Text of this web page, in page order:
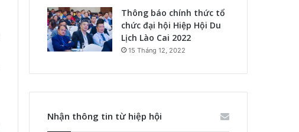
Thông báo chính thức tổ
chức đại hội Hiệp Hội Du
Lịch Lào Cai 2022
15 Tháng 12, 2022
Nhận thông tin từ hiệp hội